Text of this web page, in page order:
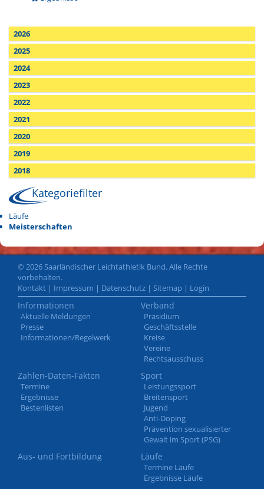
2026
2025
2024
2023
2022
2021
2020
2019
2018
Kategoriefilter
Läufe
Meisterschaften
© 2026 Saarländischer Leichtathletik Bund. Alle Rechte
vorbehalten.
Kontakt | Impressum | Datenschutz | Sitemap | Login
Informationen
Aktuelle Meldungen
Presse
Informationen/Regelwerk
Verband
Präsidium
Geschäftsstelle
Kreise
Vereine
Rechtsausschuss
Zahlen-Daten-Fakten
Termine
Ergebnisse
Bestenlisten
Sport
Leistungssport
Breitensport
Jugend
Anti-Doping
Prävention sexualisierter
Gewalt im Sport (PSG)
Aus- und Fortbildung Läufe
Termine Läufe
Ergebnisse Läufe